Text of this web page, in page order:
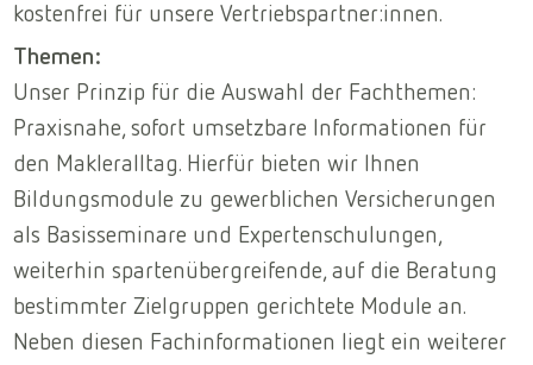
kostenfrei für unsere Vertriebspartner:innen.
Themen:
Unser Prinzip für die Auswahl der Fachthemen:
Praxisnahe, sofort umsetzbare Informationen für
den Makleralltag. Hierfür bieten wir Ihnen
Bildungsmodule zu gewerblichen Versicherungen
als Basisseminare und Expertenschulungen,
weiterhin spartenübergreifende, auf die Beratung
bestimmter Zielgruppen gerichtete Module an.
Neben diesen Fachinformationen liegt ein weiterer